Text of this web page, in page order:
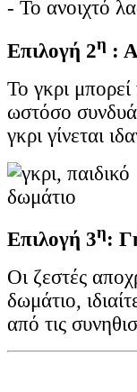
- Το ανοιχτό
Επιλογή 2η :
Το γκρι
ωστόσο
γκρι γίνεται
Επιλογή 3η:
Οι ζεστές
δωμάτιο,
από τις